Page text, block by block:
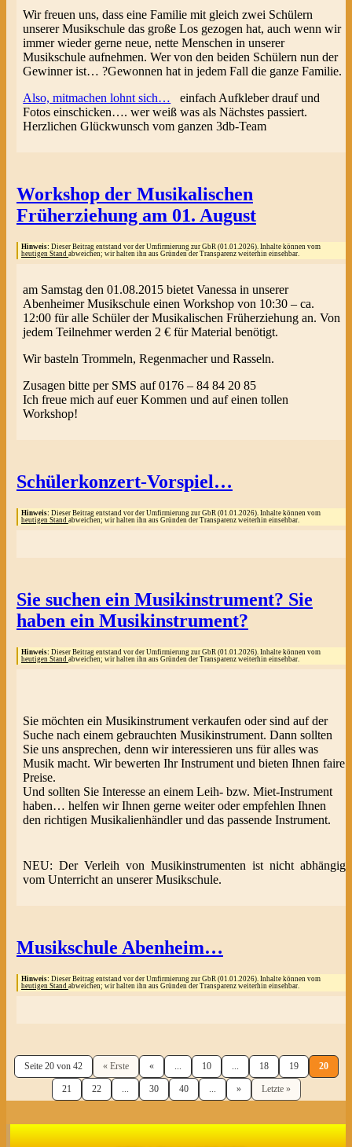
Wir freuen uns, dass eine Familie mit gleich zwei Schülern
unserer Musikschule das große Los gezogen hat, auch wenn wir
immer wieder gerne neue, nette Menschen in unserer
Musikschule aufnehmen. Wer von den beiden Schülern nun der
Gewinner ist… ?Gewonnen hat in jedem Fall die ganze Familie.
Also, mitmachen lohnt sich… einfach Aufkleber drauf und
Fotos einschicken…. wer weiß was als Nächstes passiert.
Herzlichen Glückwunsch vom ganzen 3db-Team
Workshop der Musikalischen
Früherziehung am 01. August
Hinweis: Dieser Beitrag entstand vor der Umfirmierung zur GbR (01.01.2026). Inhalte können vom
heutigen Stand abweichen; wir halten ihn aus Gründen der Transparenz weiterhin einsehbar.
am Samstag den 01.08.2015 bietet Vanessa in unserer
Abenheimer Musikschule einen Workshop von 10:30 – ca.
12:00 für alle Schüler der Musikalischen Früherziehung an. Von
jedem Teilnehmer werden 2 € für Material benötigt.
Wir basteln Trommeln, Regenmacher und Rasseln.
Zusagen bitte per SMS auf 0176 – 84 84 20 85
Ich freue mich auf euer Kommen und auf einen tollen
Workshop!
Schülerkonzert-Vorspiel…
Hinweis: Dieser Beitrag entstand vor der Umfirmierung zur GbR (01.01.2026). Inhalte können vom
heutigen Stand abweichen; wir halten ihn aus Gründen der Transparenz weiterhin einsehbar.
Sie suchen ein Musikinstrument? Sie
haben ein Musikinstrument?
Hinweis: Dieser Beitrag entstand vor der Umfirmierung zur GbR (01.01.2026). Inhalte können vom
heutigen Stand abweichen; wir halten ihn aus Gründen der Transparenz weiterhin einsehbar.
Sie möchten ein Musikinstrument verkaufen oder sind auf der
Suche nach einem gebrauchten Musikinstrument. Dann sollten
Sie uns ansprechen, denn wir interessieren uns für alles was
Musik macht. Wir bewerten Ihr Instrument und bieten Ihnen faire
Preise.
Und sollten Sie Interesse an einem Leih- bzw. Miet-Instrument
haben… helfen wir Ihnen gerne weiter oder empfehlen Ihnen
den richtigen Musikalienhändler und das passende Instrument.
NEU: Der Verleih von Musikinstrumenten ist nicht abhängig
vom Unterricht an unserer Musikschule.
Musikschule Abenheim…
Hinweis: Dieser Beitrag entstand vor der Umfirmierung zur GbR (01.01.2026). Inhalte können vom
heutigen Stand abweichen; wir halten ihn aus Gründen der Transparenz weiterhin einsehbar.
Seite 20 von 42 « Erste « ... 10 ... 18 19 20
21 22 ... 30 40 ... » Letzte »